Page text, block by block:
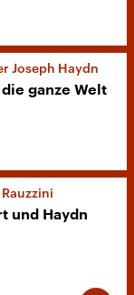
Joseph Haydn
ganze Welt
und Haydn